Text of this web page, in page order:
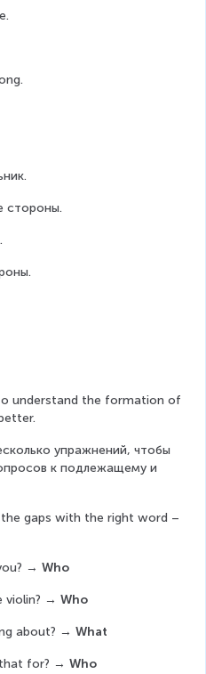
стороны.
understand the formation of
упражнений, чтобы
к подлежащему и
gaps with the right word –
you? → Who
violin? → Who
about? → What
that for? → Who